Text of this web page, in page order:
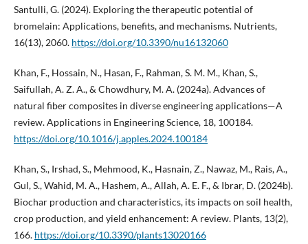
Santulli, G. (2024). Exploring the therapeutic potential of
bromelain: Applications, benefits, and mechanisms. Nutrients,
16(13), 2060. https://doi.org/10.3390/nu16132060
Khan, F., Hossain, N., Hasan, F., Rahman, S. M. M., Khan, S.,
Saifullah, A. Z. A., & Chowdhury, M. A. (2024a). Advances of
natural fiber composites in diverse engineering applications—A
review. Applications in Engineering Science, 18, 100184.
https://doi.org/10.1016/j.apples.2024.100184
Khan, S., Irshad, S., Mehmood, K., Hasnain, Z., Nawaz, M., Rais, A.,
Gul, S., Wahid, M. A., Hashem, A., Allah, A. E. F., & Ibrar, D. (2024b).
Biochar production and characteristics, its impacts on soil health,
crop production, and yield enhancement: A review. Plants, 13(2),
166. https://doi.org/10.3390/plants13020166